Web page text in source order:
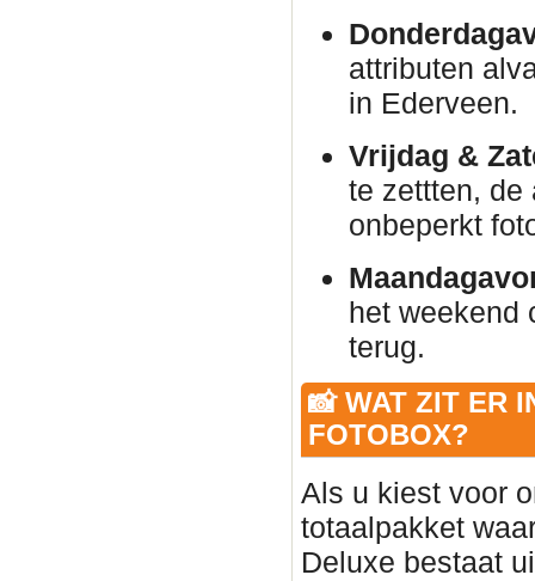
attributen
in Ederveen.
Vrijdag &
te zettten, de
onbeperkt
het weekend
terug.
📸 WAT ZIT ER
FOTOBOX?
Als u kiest voor
totaalpakket
Deluxe bestaat